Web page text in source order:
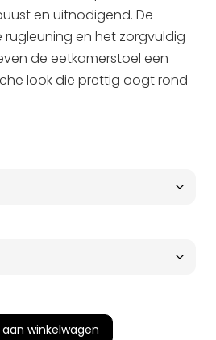
en uitnodigend. De
rugleuning en het zorgvuldig
de eetkamerstoel een
look die prettig oogt rond
winkelwagen